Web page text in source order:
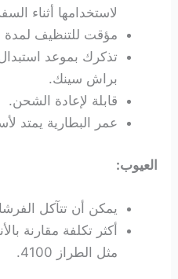
لاستخدامها أثناء
مؤقت للتنظيف لمدة
تذكرك بموعد
براش سينك.
قابلة لإعادة الشحن.
عمر البطارية يمتد
العيوب:
يمكن أن تتآكل
أكثر تكلفة مقارنة
مثل الطراز 4100.